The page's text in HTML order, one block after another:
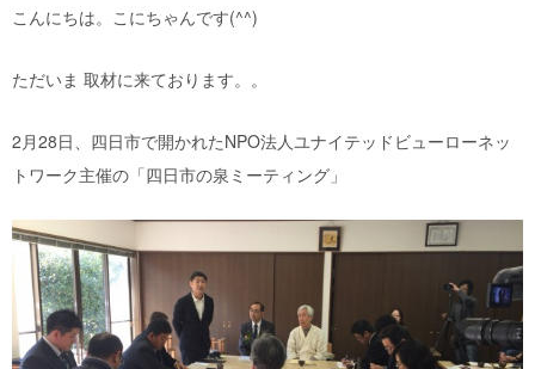
こんにちは。こにちゃんです(^^)
ただいま 取材に来ております。。
2月28日、四日市で開かれたNPO法人ユナイテッドビューローネッ
トワーク主催の「四日市の泉ミーティング」